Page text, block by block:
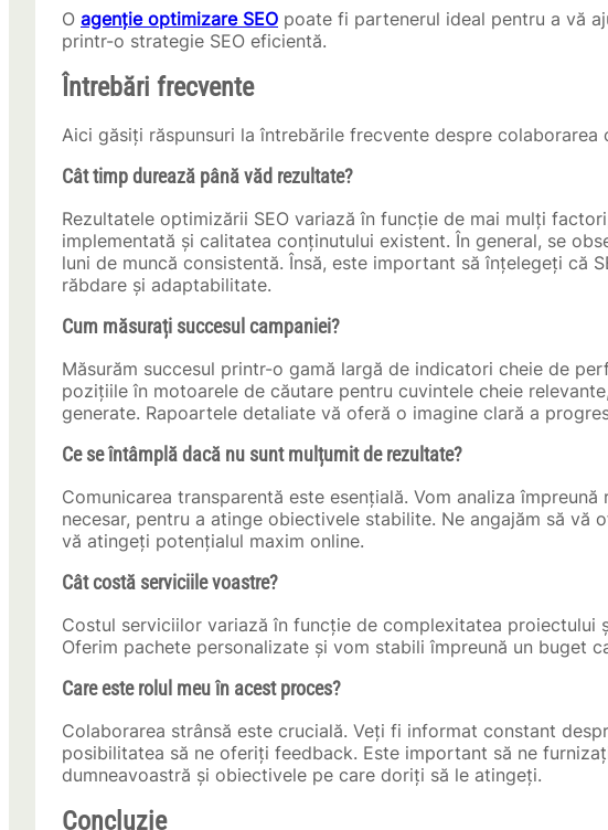
O agenție optimizare SEO poate fi partenerul ideal pentru a vă
printr-o strategie SEO eficientă.
Întrebări frecvente
Aici găsiți răspunsuri la întrebările frecvente despre colaborarea
Cât timp durează până văd rezultate?
Rezultatele optimizării SEO variază în funcție de mai mulți
implementată și calitatea conținutului existent. În general, se
luni de muncă consistentă. Însă, este important să înțelegeți că
răbdare și adaptabilitate.
Cum măsurați succesul campaniei?
Măsurăm succesul printr-o gamă largă de indicatori cheie de
pozițiile în motoarele de căutare pentru cuvintele cheie
generate. Rapoartele detaliate vă oferă o imagine clară a
Ce se întâmplă dacă nu sunt mulțumit de rezultate?
Comunicarea transparentă este esențială. Vom analiza
necesar, pentru a atinge obiectivele stabilite. Ne angajăm să vă
vă atingeți potențialul maxim online.
Cât costă serviciile voastre?
Costul serviciilor variază în funcție de complexitatea proiectului
Oferim pachete personalizate și vom stabili împreună un buget
Care este rolul meu în acest proces?
Colaborarea strânsă este crucială. Veți fi informat constant
posibilitatea să ne oferiți feedback. Este important să ne
dumneavoastră și obiectivele pe care doriți să le atingeți.
Concluzie